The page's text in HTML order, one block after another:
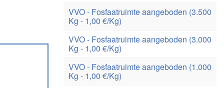
VVO - Fosfaatruimte aangeboden (3.500
Kg - 1,00 €/Kg)
VVO - Fosfaatruimte aangeboden (3.000
Kg - 1,00 €/Kg)
VVO - Fosfaatruimte aangeboden (1.000
Kg - 1,00 €/Kg)